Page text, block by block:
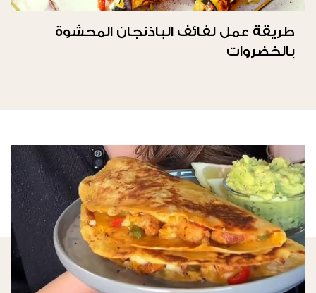
طريقة عمل لفائف الباذنجان المحشوة
بالخضروات